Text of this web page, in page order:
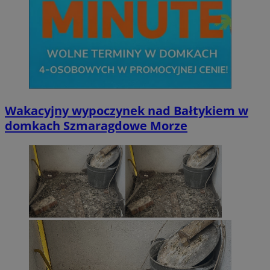
Wakacyjny wypoczynek nad Bałtykiem w
domkach Szmaragdowe Morze
MvSessID wodzislaw.com.pl
INGRESSCOOKIE
NGINX Inc.
bh.contextweb.com
.rfihub.com